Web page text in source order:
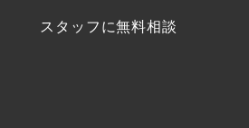
スタッフに無料相談